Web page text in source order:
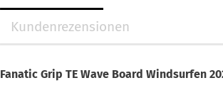
Kundenrezensionen
Fanatic Grip TE Wave Board Windsurfen